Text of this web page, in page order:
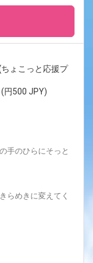
ょこっと応援プ
円500 JPY)
手のひらにそっと
らめきに変えてく